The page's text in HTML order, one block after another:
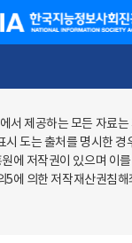
지능정보사회진흥원
서 제공하는 모든 자료는
시 도는 출처를 명시한
에 저작권이 있으며 이
에 의한 저작재산권침해